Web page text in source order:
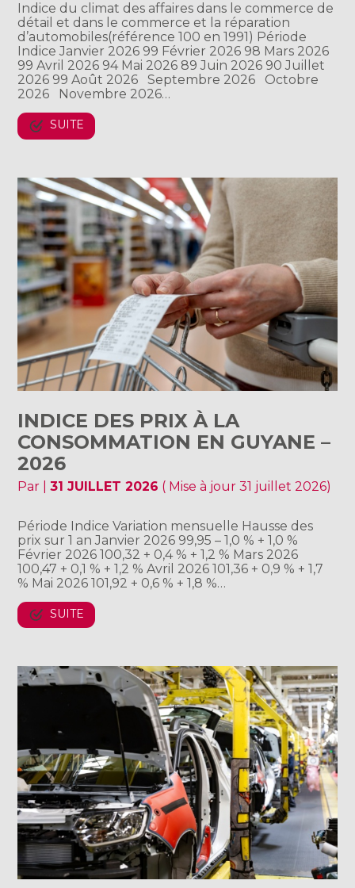
Indice du climat des affaires dans le commerce de
détail et dans le commerce et la réparation
d’automobiles(référence 100 en 1991) Période
Indice Janvier 2026 99 Février 2026 98 Mars 2026
99 Avril 2026 94 Mai 2026 89 Juin 2026 90 Juillet
2026 99 Août 2026 Septembre 2026 Octobre
2026 Novembre 2026…
SUITE
INDICE DES PRIX À LA
CONSOMMATION EN GUYANE –
2026
Par |31 JUILLET 2026 ( Mise à jour 31 juillet 2026)
Période Indice Variation mensuelle Hausse des
prix sur 1 an Janvier 2026 99,95 – 1,0 % + 1,0 %
Février 2026 100,32 + 0,4 % + 1,2 % Mars 2026
100,47 + 0,1 % + 1,2 % Avril 2026 101,36 + 0,9 % + 1,7
% Mai 2026 101,92 + 0,6 % + 1,8 %…
SUITE